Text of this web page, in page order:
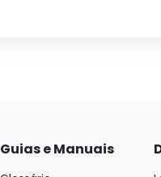
Guias e Manuais